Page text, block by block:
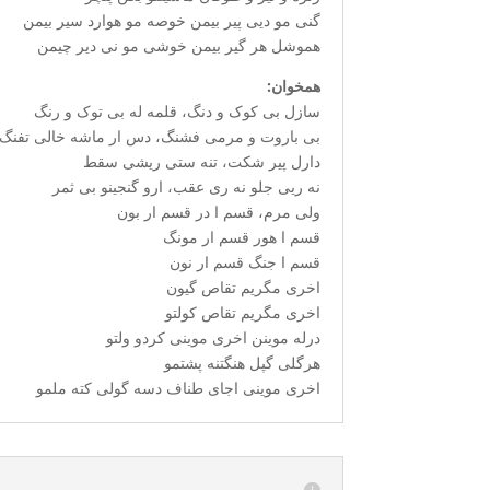
گنی مو دیی پیر بیمن خوصه مو هوارد سیر بیمن
هموشل هر گیر بیمن خوشی مو نی دیر چیمن
همخوان:
سازل بی کوک و دنگ، قلمه له بی توک و رنگ
بی باروت و مرمی فشنگ، دس ار ماشه خالی تفنگ
دارل پیر شکت، تنه ستی ریشی سقط
نه ریی جلو نه ری عقب، ارو گنجینو بی ثمر
ولی مرم، قسم ا در قسم ار بون
قسم ا هور قسم ار مونگ
قسم ا جنگ قسم ار نون
اخری مگریم تقاص گیون
اخری مگریم تقاص کولتو
درله موینن اخری موینی کردو ولتو
هرگلی گپل هنگتنه پشتمو
اخری موینی اجای طناف دسه گولی کته ملمو